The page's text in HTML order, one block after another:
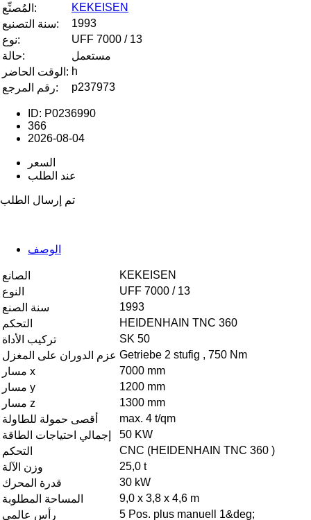
المُصنِّع:
KEKEISEN
سنة التصنيع:
1993
نوع:
UFF 7000 / 13
حالة:
مستعمل
الوقت الحاضر: h
رقم المرجع:
p237973
ID: P0236990
366
2026-08-04
السعر
عند الطلب
تم إرسال الطلب
الوصف
الصانع
KEKEISEN
النوع
UFF 7000 / 13
سنة الصنع
1993
التحكم
HEIDENHAIN TNC 360
تركيب الأداة
SK 50
عزم الدوران على المغزل Getriebe 2 stufig , 750 Nm
مسار x
7000 mm
مسار y
1200 mm
مسار z
1300 mm
أقصى حمولة للطاولة
max. 4 t/qm
إجمالي احتياجات الطاقة
50 KW
التحكم
CNC (HEIDENHAIN TNC 360 )
وزن الآلة
25,0 t
قدرة المحرك
30 kW
المساحة المطلوبة
9,0 x 3,8 x 4,6 m
رأس عالمي
5 Pos. plus manuell 1&deg;